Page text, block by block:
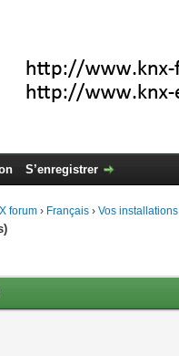
S’enregistrer
forum › Français ›Vos installations